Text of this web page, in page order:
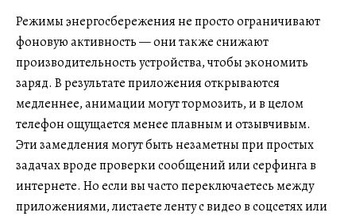
Режимы энергосбережения не просто ограничивают
фоновую активность — они также снижают
производительность устройства, чтобы экономить
заряд. В результате приложения открываются
медленнее, анимации могут тормозить, и в целом
телефон ощущается менее плавным и отзывчивым.
Эти замедления могут быть незаметны при простых
задачах вроде проверки сообщений или серфинга в
интернете. Но если вы часто переключаетесь между
приложениями, листаете ленту с видео в соцсетях или